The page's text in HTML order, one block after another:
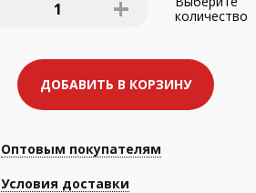
1 +
количество
ДОБАВИТЬ В КОРЗИНУ
Оптовым покупателям
Условия доставки